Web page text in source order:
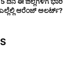
ಆರೆಂಜ್ ಅಲರ್ಟ್?